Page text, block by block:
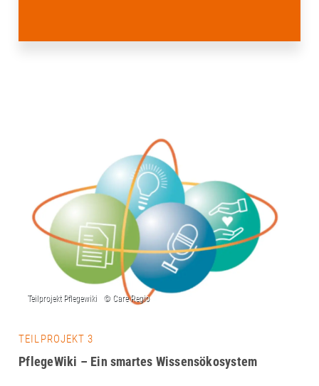
TEILPROJEKT 3
PflegeWiki – Ein smartes Wissensökosystem